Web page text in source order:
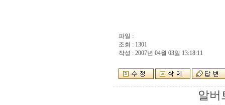
파일 :
조회 : 1301
작성 : 2007년 04월 03일 13:18:11
알버